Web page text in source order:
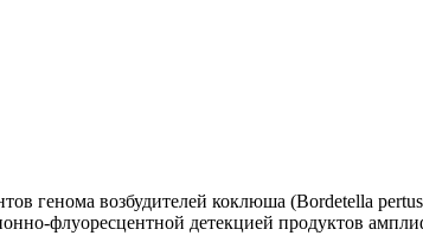
генома возбудителей коклюша (Bordetella
флуоресцентной детекцией продуктов